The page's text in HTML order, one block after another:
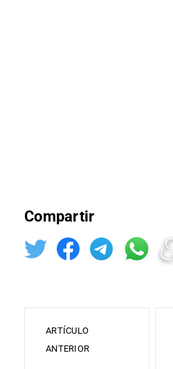
Compartir
ARTÍCULO
ANTERIOR